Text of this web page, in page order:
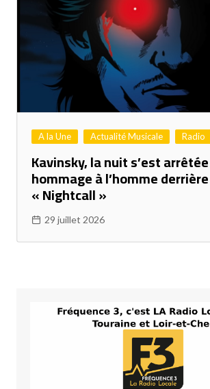
A la Une Actualité Musicale Radio
Kavinsky, la nuit s’est
hommage à l’homme derrière
« Nightcall »
29 juillet 2026